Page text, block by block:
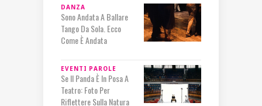
DANZA
Sono Andata A Ballare
Tango Da Sola. Ecco
Come È Andata
EVENTI PAROLE
Se Il Panda È In Posa A
Teatro: Foto Per
Riflettere Sulla Natura